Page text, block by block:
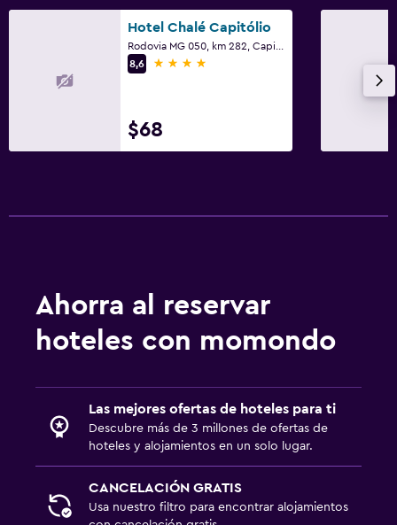
Hotel Chalé Capitólio
8,6
4 estrellas
$68
Ahorra al reservar
hoteles con momondo
Las mejores ofertas de hoteles para ti
Descubre más de 3 millones de ofertas de
hoteles y alojamientos en un solo lugar.
CANCELACIÓN GRATIS
Usa nuestro filtro para encontrar alojamientos